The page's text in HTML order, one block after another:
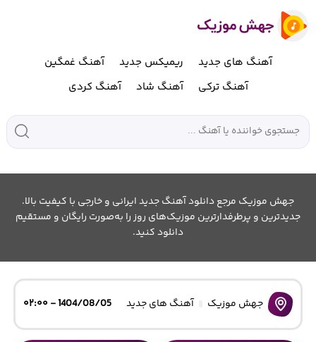
آهنگ های جدید ریمیکس جدید
آهنگ غمگین
آهنگ ترکی
آهنگ شاد آهنگ کردی
جهش موزیک مرجع دانلود آهنگ جدید ایرانی و خارجی با کیفیت بالا.
جدیدترین و پرطرفدارترین موزیک‌های روز را به‌صورت رایگان و مستقیم
دانلود کنید.
جهش موزیک آهنگ های جدید 1404/08/05 - ۰۲:۰۰